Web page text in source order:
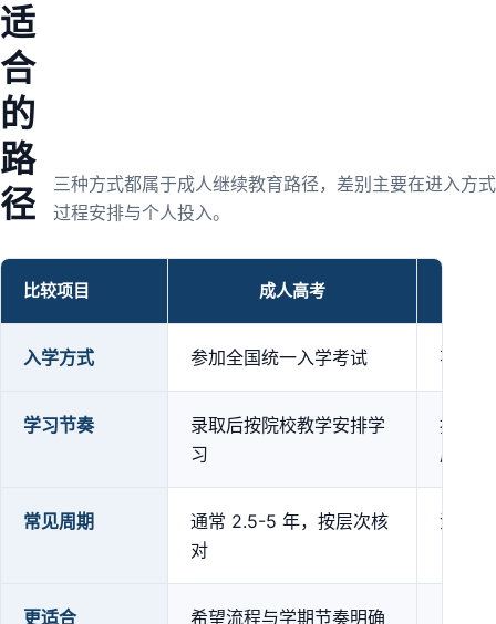
适
合
的
路
径
三种方式都属于成人继续教育路径，差别主要在进入方
过程安排与个人投入。
比较项目 成人高考
入学方式 参加全国统一入学考试 不设
学习节奏
录取后按院校教学安排学
习
按专
成
常见周期
通常 2.5-5 年，按层次核
对
没有
更适合 希望流程与学期节奏明确